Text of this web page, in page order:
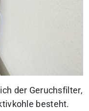
der Geruchsfilter,
besteht.